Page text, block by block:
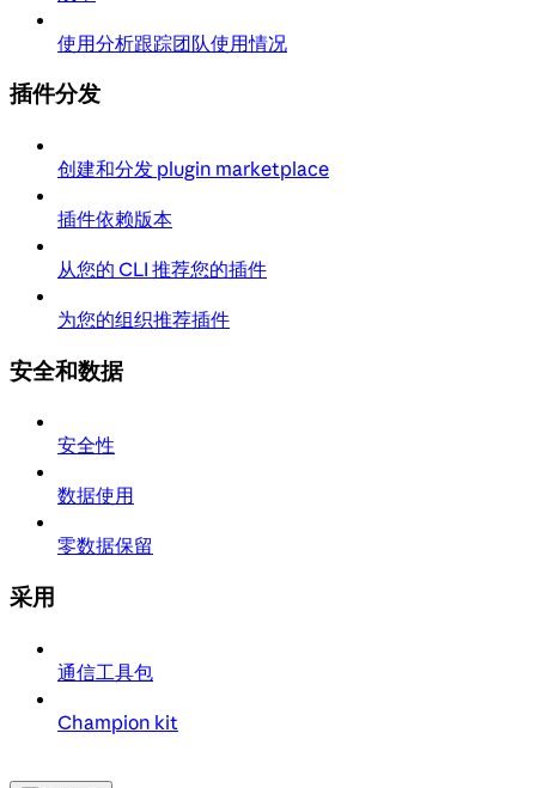
使用分析跟踪团队使用情况
插件分发
创建和分发 plugin marketplace
插件依赖版本
从您的 CLI 推荐您的插件
为您的组织推荐插件
安全和数据
安全性
数据使用
零数据保留
采用
通信工具包
Champion kit